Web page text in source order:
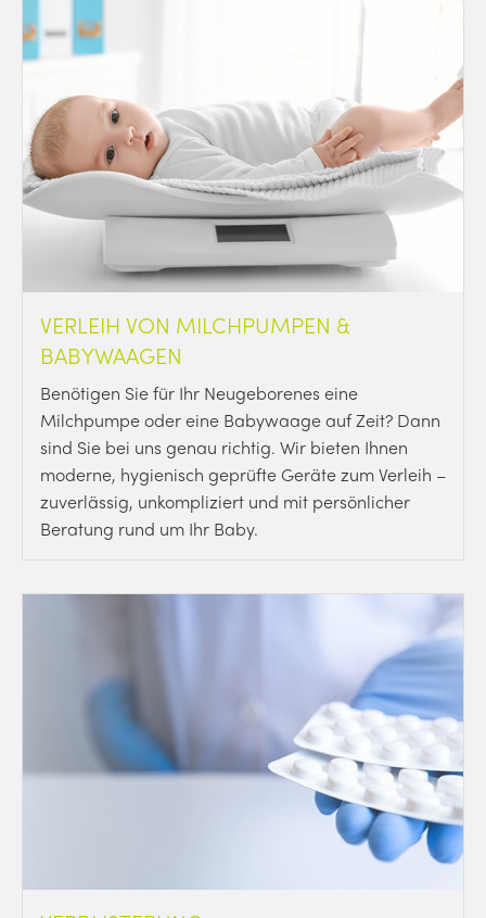
VERLEIH VON MILCHPUMPEN &
BABYWAAGEN
Benötigen Sie für Ihr Neugeborenes eine
Milchpumpe oder eine Babywaage auf Zeit? Dann
sind Sie bei uns genau richtig. Wir bieten Ihnen
moderne, hygienisch geprüfte Geräte zum Verleih –
zuverlässig, unkompliziert und mit persönlicher
Beratung rund um Ihr Baby.